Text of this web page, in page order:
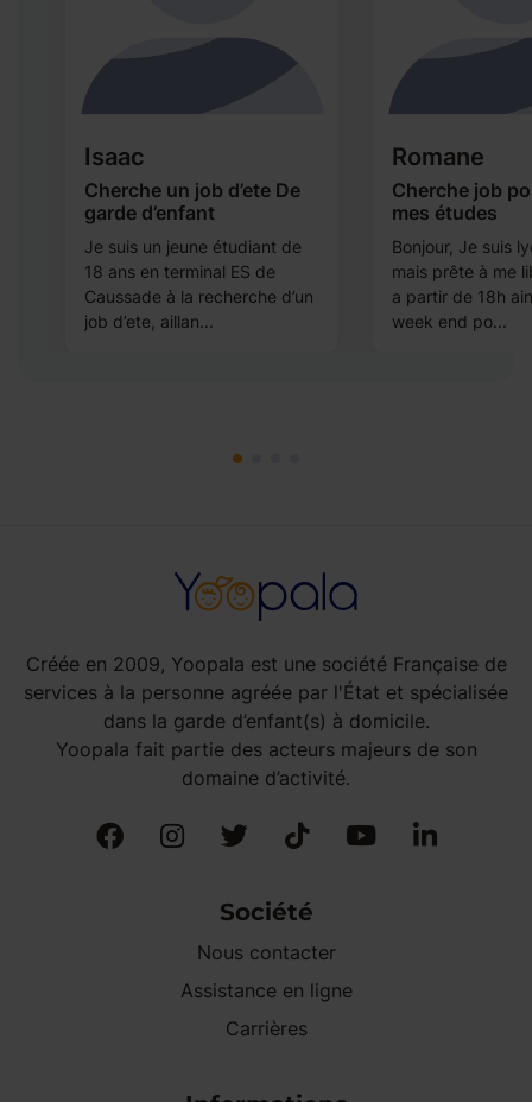
Isaac
Cherche un job d’ete De
garde d’enfant
Je suis un jeune étudiant de
18 ans en terminal ES de
Caussade à la recherche d’un
job d’ete, aillan...
Romane
Cherche job
mes études
Bonjour, Je suis
mais prête à me
a partir de 18h
week end po...
Créée en 2009, Yoopala est une société Française de
services à la personne agréée par l'État et spécialisée
dans la garde d’enfant(s) à domicile.
Yoopala fait partie des acteurs majeurs de son
domaine d’activité.
Société
Nous contacter
Assistance en ligne
Carrières